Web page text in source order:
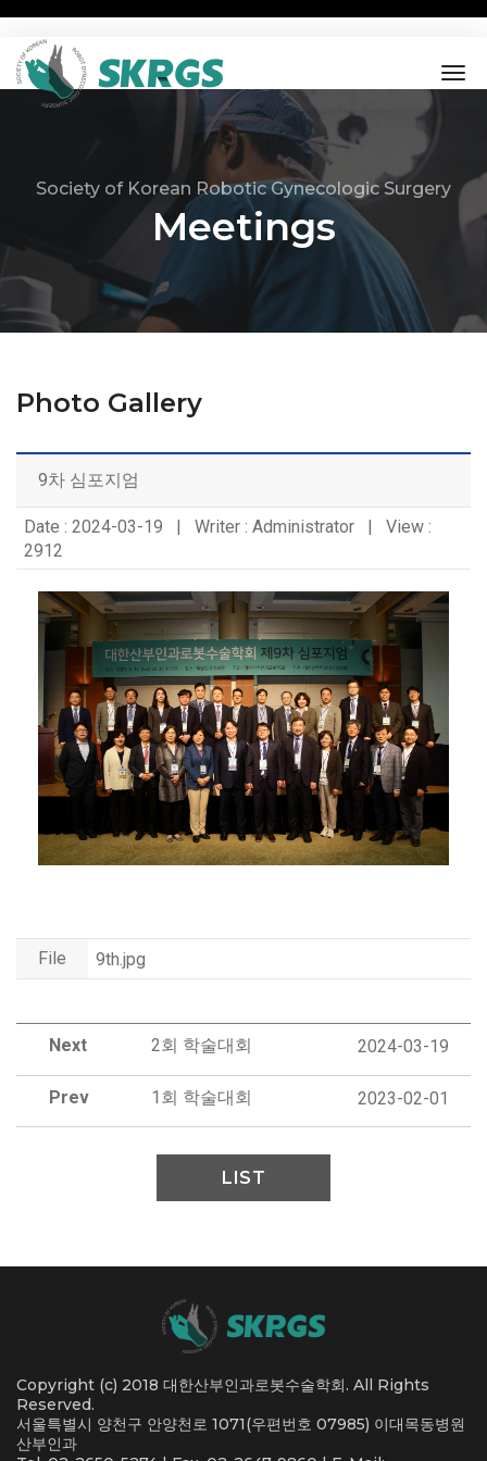
Society of Korean Robotic Gynecologic Surgery
Meetings
Photo Gallery
9차 심포지엄
Date : 2024-03-19 | Writer : Administrator | View :
2912
File 9th.jpg
Next 2회 학술대회 2024-03-19
Prev 1회 학술대회 2023-02-01
LIST
Copyright (c) 2018 대한산부인과로봇수술학회. All Rights
Reserved.
서울특별시 양천구 안양천로 1071(우편번호 07985) 이대목동병원
산부인과